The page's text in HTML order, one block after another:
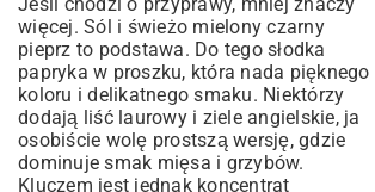
więcej. Sól i świeżo mielony czarny
pieprz to podstawa. Do tego słodka
papryka w proszku, która nada pięknego
koloru i delikatnego smaku. Niektórzy
dodają liść laurowy i ziele angielskie, ja
osobiście wolę prostszą wersję, gdzie
dominuje smak mięsa i grzybów.
Kluczem jest jednak koncentrat